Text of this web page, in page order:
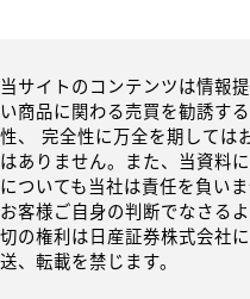
当サイトのコンテンツは情報
い商品に関わる売買を勧誘す
性、 完全性に万全を期しては
はありません。また、当資料
についても当社は責任を負い
お客様ご自身の判断でなさる
切の権利は日産証券株式会社
送、転載を禁じます。